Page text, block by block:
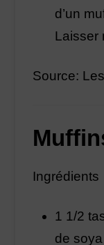
d’un
Laisser
Source:
Ingrédients
1 1/2
de soya